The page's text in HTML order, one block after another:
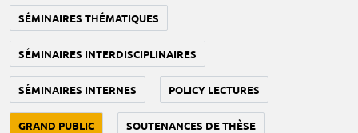
SÉMINAIRES THÉMATIQUES
SÉMINAIRES INTERDISCIPLINAIRES
SÉMINAIRES INTERNES POLICY LECTURES
GRAND PUBLIC SOUTENANCES DE THÈSE